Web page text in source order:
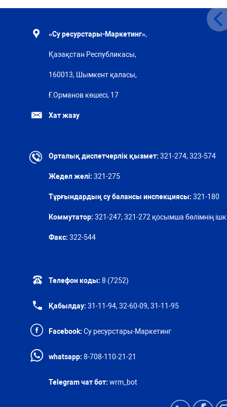
«Су ресурстары-Маркетинг»,
Қазақстан Республикасы,
160013, Шымкент қаласы,
Ғ.Орманов көшесі, 17
Хат жазу
Орталық диспетчерлік қызмет: 321-274, 323-574
Жедел желі: 321-275
Тұрғындардың су балансы инспекциясы: 321-180
Коммутатор: 321-247; 321-272 қосымша бөлімнің ішкі
Факс: 322-544
Телефон коды: 8 (7252)
Қабылдау: 31-11-94, 32-60-09, 31-11-95
Facebook: Су ресурстары-Маркетинг
whatsapp: 8-708-110-21-21
Telegram чат бот: wrm_bot